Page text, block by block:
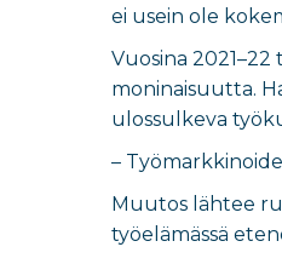
ei usein ole
Vuosina
moninaisuutta.
ulossulkeva
–
Muutos lähtee
työelämässä